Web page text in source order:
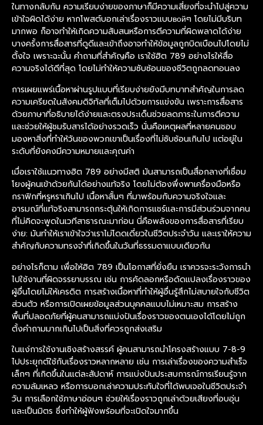
ในทางกลับกัน ความเรียบง่ายของภาษาก็มีความเสี่ยงที่จะนำไปสู่ความ
เข้าใจผิดได้ง่าย หากโพสต์บอกเล่าเรื่องราวแบบвойๆ โดยไม่มีบริบท
มากพอ ก็อาจทำให้เกิดความสับสนหรือการตีความที่ผิดพลาดได้ง่าย
บางครั้งการสื่อสารที่ดูดีและเข้าถึงอาจทำให้ข้อมูลถูกบิดเบือนไปโดยไม่
ตั้งใจ เพราะฉะนั้น คำถามที่สำคัญคือ เราใช้ฮิต 789 อย่างไรให้สื่อ
ความจริงได้ดีที่สุด โดยไม่ทำให้ความซับซ้อนของชีวิตถูกลดทอนลง
การเผยแพร่เนื้อหาผ่านรูปแบบที่เรียบง่ายยังมีบทบาทสำคัญในการลด
ความเครียดในสังคมดิจิทัลที่เต็มไปด้วยการแข่งขัน เพราะการสื่อสาร
ด้วยภาษาที่อธิบายได้ง่ายและตรงประเด็นช่วยลดภาระในการตีความ
และช่วยให้ผู้ชมรับสารได้อย่างรวดเร็ว นั่นคือเหตุผลที่หลายคนชอบ
มองหาสิ่งที่ทำให้วันของพวกเขาเป็นเรื่องที่ไม่ซับซ้อนเกินไป แต่อยู่ใน
ระดับที่ยังคงมีความหมายและคุณค่า
เมื่อเราใช้แนวทางฮิต 789 อย่างมีสติ มันสามารถเป็นสื่อกลางที่เชื่อม
โยงผู้คนเข้าด้วยกันได้อย่างแท้จริง โดยไม่ต้องพึ่งพาเครื่องมือหรือ
กราฟิกที่หรูหราเกินไป เนื้อหาสั้นๆ ที่มาพร้อมกับความจริงใจและ
อารมณ์ที่แท้จริงสามารถกระตุ้นให้เกิดการแชร์และการมีส่วนร่วมจากคน
ที่ไม่คิดจะพูดในเวทีสาธารณะมาก่อน นี่คือพลังของการสื่อสารที่เรียบ
ง่าย: มันทำให้เราเข้าใจว่าเราไม่โดดเดี่ยวในชีวิตประจำวัน และเราให้ความ
สำคัญกับความทรงจำที่เกิดขึ้นในวันที่ธรรมดาแบบเดียวกัน
อย่างไรก็ตาม เพื่อให้ฮิต 789 เป็นโอกาสที่ยั่งยืน เราควรจะระวังการนำ
ไปใช้งานที่ผิดจรรยาบรรณ เช่น การคัดลอกหรือดัดแปลงเรื่องราวของ
ผู้อื่นโดยไม่ให้เครดิต การสร้างเนื้อหาที่ทำให้ผู้อื่นรู้สึกไม่สบายใจกับชีวิต
ส่วนตัว หรือการเปิดเผยข้อมูลส่วนบุคคลแบบไม่เหมาะสม การสร้าง
พื้นที่ปลอดภัยที่ผู้คนสามารถแบ่งปันเรื่องราวของตนเองได้โดยไม่ถูก
ตั้งคำถามมากเกินไปเป็นสิ่งที่ควรถูกส่งเสริม
ในแง่การใช้งานเชิงสร้างสรรค์ ผู้คนสามารถนำโครงสร้างแบบ 7-8-9
ไปประยุกต์ใช้กับเรื่องราวหลากหลาย เช่น การเล่าเรื่องของความสำเร็จ
เล็กๆ ที่เกิดขึ้นในแต่ละสัปดาห์ การแบ่งปันประสบการณ์การเรียนรู้จาก
ความล้มเหลว หรือการบอกเล่าความประทับใจที่ได้พบเจอในชีวิตประจำ
วัน การเลือกใช้ภาษาอ่อนๆ ช่วยให้เรื่องราวถูกเล่าด้วยเสียงที่อบอุ่น
และเป็นมิตร ซึ่งทำให้ผู้ฟังพร้อมที่จะเปิดใจมากขึ้น